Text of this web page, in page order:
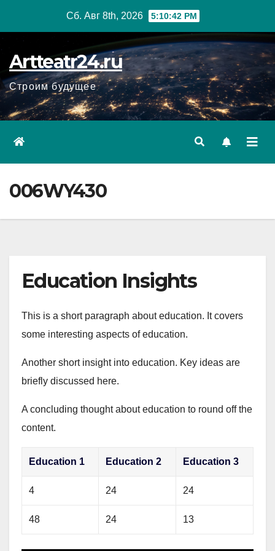
Сб. Авг 8th, 2026 5:10:43 PM
Artteatr24.ru
Строим будущее
006WY430
Education Insights
This is a short paragraph about education. It covers
some interesting aspects of education.
Another short insight into education. Key ideas are
briefly discussed here.
A concluding thought about education to round off the
content.
Education 1 Education 2 Education 3
4 24 24
48 24 13